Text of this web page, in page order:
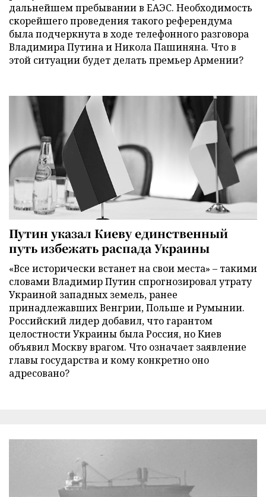
дальнейшем пребывании в ЕАЭС. Необходимость
скорейшего проведения такого референдума
была подчеркнута в ходе телефонного разговора
Владимира Путина и Никола Пашиняна. Что в
этой ситуации будет делать премьер Армении?
Путин указал Киеву единственный
путь избежать распада Украины
«Все исторически встанет на свои места» – такими
словами Владимир Путин спрогнозировал утрату
Украиной западных земель, ранее
принадлежавших Венгрии, Польше и Румынии.
Российский лидер добавил, что гарантом
целостности Украины была Россия, но Киев
объявил Москву врагом. Что означает заявление
главы государства и кому конкретно оно
адресовано?